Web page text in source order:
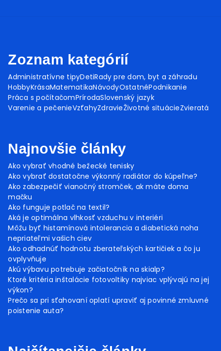
Zoznam kategórií
Administratívne tipyDetiRady pre dom, byt a záhradu
HobbyKrásaMatematikaNávodyOstatnéPodnikanie
Práca s počítačomPrírodaSlovenský jazyk
Varenie a pečenieVzťahyZdravieŽivotné situácieZvieratá
Najnovšie články
Ako vybrať vhodné bežecké tenisky
Ako vybrať dostatočne výkonný radiátor do kúpeľne?
Ako zabezpečiť vianočný stromček, ak máte doma
mačku
Ako funguje potlač na textil?
Aká je optimálna vlhkosť vzduchu v interiéri
Môžu byť histamínová intolerancia a diabetická noha
nepriateľmi vašich ciev
Ako odhadnúť hodnotu zberateľských kartičiek a čo ju
ovplyvňuje
Akú výbavu potrebuje začiatočník na skialp?
Ktoré kritéria inštalácie fotovoltiky najviac vplývajú na jej
výkon?
Prečo sa pri sťahovaní oplatí upraviť aj povinné zmluvné
poistenie auta?